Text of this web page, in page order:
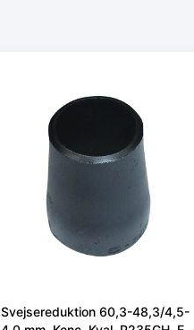
Svejsereduktion 60,3-48,3/4,5-